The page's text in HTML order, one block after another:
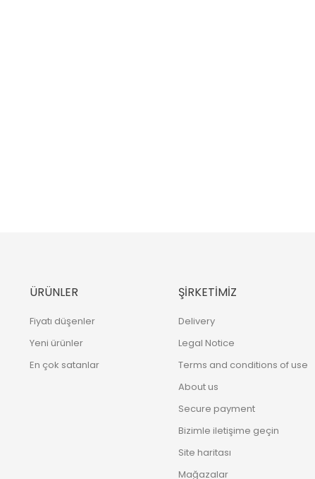
ÜRÜNLER
Fiyatı düşenler
Yeni ürünler
En çok satanlar
ŞIRKETIMIZ
Delivery
Legal Notice
Terms and conditions of use
About us
Secure payment
Bizimle iletişime geçin
Site haritası
Mağazalar